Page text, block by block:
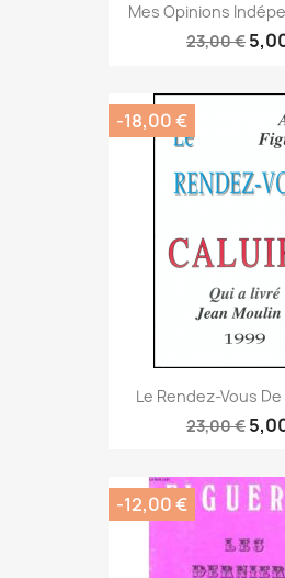
Mes Opinions
23,00 €
Le Rendez-Vous
23,00 €
-18,00 €
-12,00 €